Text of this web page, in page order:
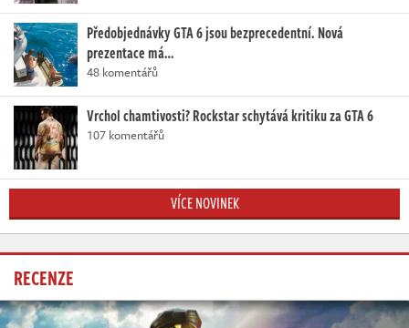
Předobjednávky GTA 6 jsou bezprecedentní. Nová
prezentace má…
48 komentářů
Vrchol chamtivosti? Rockstar schytává kritiku za GTA 6
107 komentářů
VÍCE NOVINEK
RECENZE